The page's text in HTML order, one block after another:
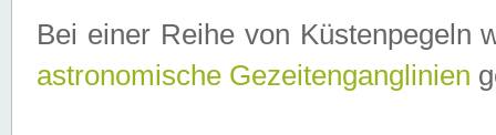
Bei einer Reihe von Küstenpegeln
astronomische Gezeitenganglinien